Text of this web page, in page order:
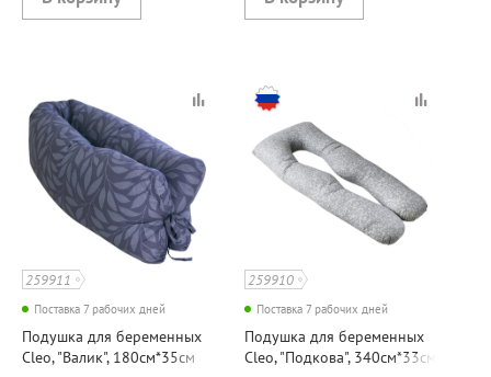
259911
Поставка 7 рабочих дней
Подушка для беременных
Cleo, "Валик", 180см*35см
259910
Поставка 7 рабочих дней
Подушка для беременных
Cleo, "Подкова", 340см*33см